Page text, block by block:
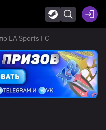
EA Sports FC